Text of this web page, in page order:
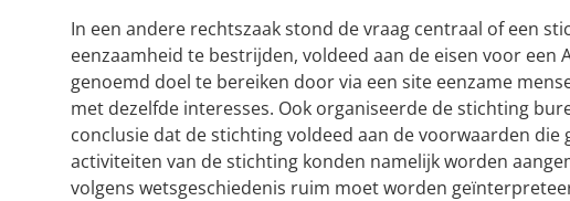
In een andere rechtszaak stond de vraag centraal of een
eenzaamheid te bestrijden, voldeed aan de eisen voor een
genoemd doel te bereiken door via een site eenzame
met dezelfde interesses. Ook organiseerde de stichting
conclusie dat de stichting voldeed aan de voorwaarden die
activiteiten van de stichting konden namelijk worden
volgens wetsgeschiedenis ruim moet worden